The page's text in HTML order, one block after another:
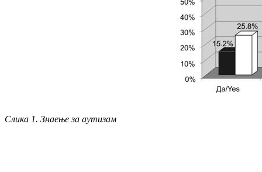
Слика 1. Знаење за аутизам